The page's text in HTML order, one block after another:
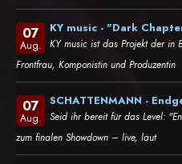
07
Aug.
KY music - "Dark
KY music ist das Projekt der in
Frontfrau, Komponistin und Produzentin
07
Aug.
SCHATTENMANN -
Seid ihr bereit für das Level:
zum finalen Showdown – live, laut